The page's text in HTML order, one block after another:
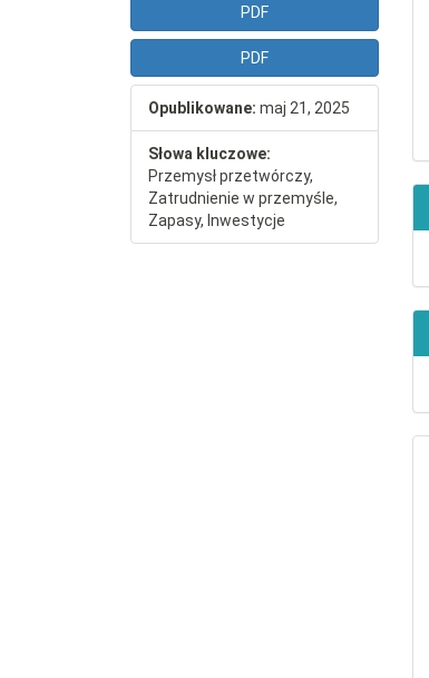
PDF
PDF
Opublikowane: maj 21, 2025
Słowa kluczowe:
Przemysł przetwórczy,
Zatrudnienie w przemyśle,
Zapasy, Inwestycje